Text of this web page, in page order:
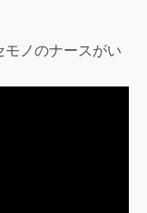
ノのナースがい